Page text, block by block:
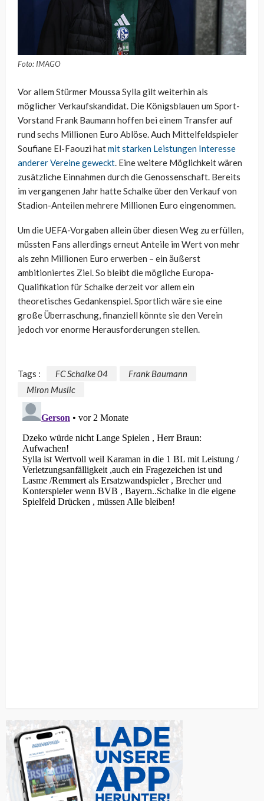
Foto: IMAGO
Vor allem Stürmer Moussa Sylla gilt weiterhin als
möglicher Verkaufskandidat. Die Königsblauen um Sport-
Vorstand Frank Baumann hoffen bei einem Transfer auf
rund sechs Millionen Euro Ablöse. Auch Mittelfeldspieler
Soufiane El-Faouzi hatmit starken Leistungen Interesse
anderer Vereine geweckt. Eine weitere Möglichkeit wären
zusätzliche Einnahmen durch die Genossenschaft. Bereits
im vergangenen Jahr hatte Schalke über den Verkauf von
Stadion-Anteilen mehrere Millionen Euro eingenommen.
Um die UEFA-Vorgaben allein über diesen Weg zu erfüllen,
müssten Fans allerdings erneut Anteile im Wert von mehr
als zehn Millionen Euro erwerben – ein äußerst
ambitioniertes Ziel. So bleibt die mögliche Europa-
Qualifikation für Schalke derzeit vor allem ein
theoretisches Gedankenspiel. Sportlich wäre sie eine
große Überraschung, finanziell könnte sie den Verein
jedoch vor enorme Herausforderungen stellen.
Tags : FC Schalke 04
Frank Baumann
Miron Muslic